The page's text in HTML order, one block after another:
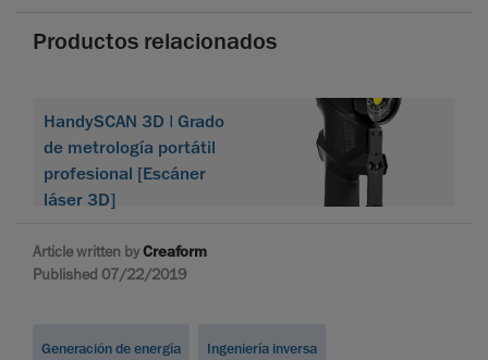
Productos relacionados
HandySCAN 3D | Grado
de metrología portátil
profesional [Escáner
láser 3D]
Article written byCreaform
Published 07/22/2019
Generación de energía Ingeniería inversa